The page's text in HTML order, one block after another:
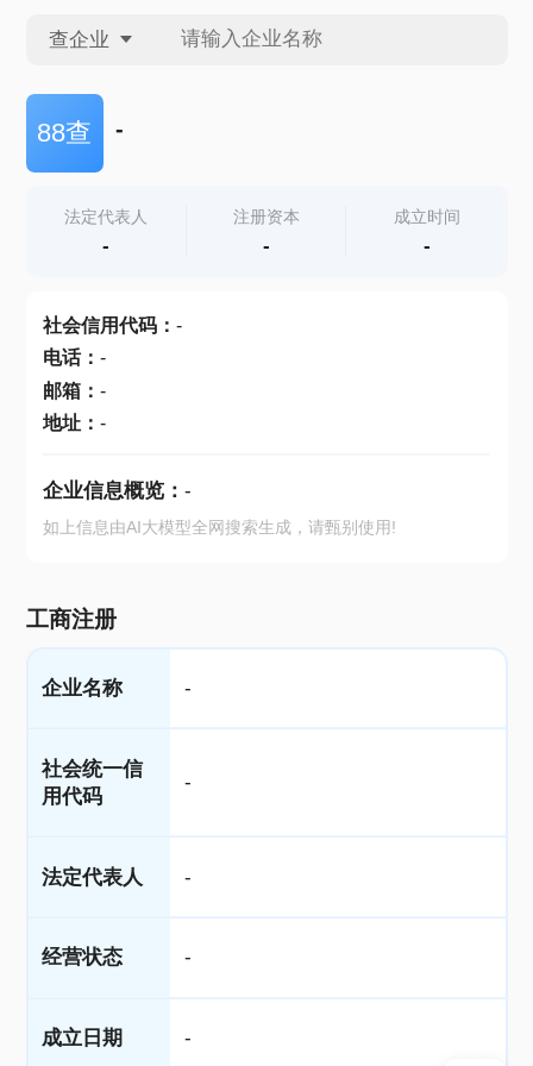
查企业
查企业
查产地
88查 -
法定代表人
-
注册资本
-
成立时间
-
社会信用代码： -
电话： -
邮箱： -
地址： -
企业信息概览： -
如上信息由AI大模型全网搜索生成，请甄别使用!
工商注册
企业名称 -
社会统一信
用代码
-
法定代表人 -
经营状态 -
成立日期 -